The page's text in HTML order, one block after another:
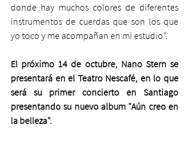
donde hay muchos colores de diferentes
instrumentos de cuerdas que son los que
yo toco y me acompañan en mi estudio”.
El próximo 14 de octubre, Nano Stern se
presentará en el Teatro Nescafé, en lo que
será su primer concierto en Santiago
presentando su nuevo album "Aún creo en
la belleza".